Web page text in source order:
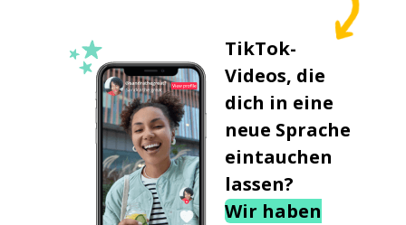
TikTok-
Videos, die
dich in eine
neue Sprache
eintauchen
lassen?
Wir haben